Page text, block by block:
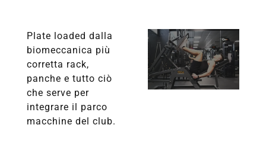
Plate loaded dalla
biomeccanica più
corretta rack,
panche e tutto ciò
che serve per
integrare il parco
macchine del club.